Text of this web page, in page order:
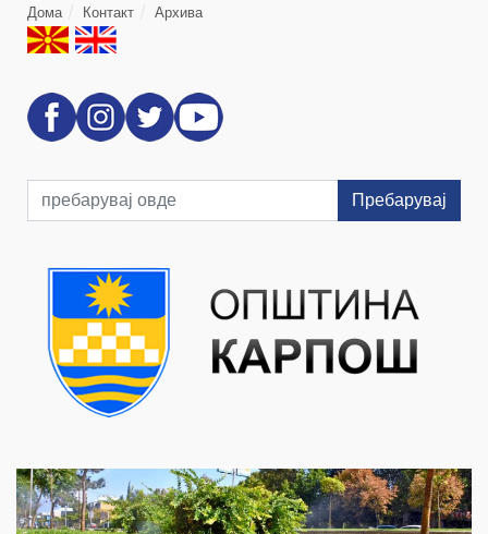
Дома Контакт Архива
Пребарувај